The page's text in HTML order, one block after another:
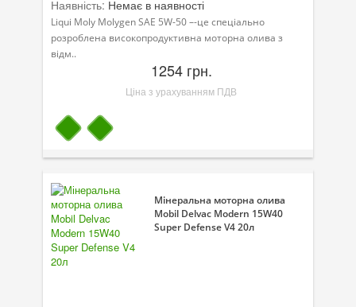
Наявність: Немає в наявності
Liqui Moly Molygen SAE 5W-50 –-це спеціально
розроблена високопродуктивна моторна олива з
відм..
1254 грн.
Ціна з урахуванням ПДВ
Мінеральна моторна олива
Mobil Delvac Modern 15W40
Super Defense V4 20л